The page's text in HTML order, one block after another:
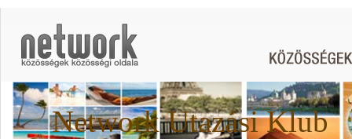
Network Utazási Klub